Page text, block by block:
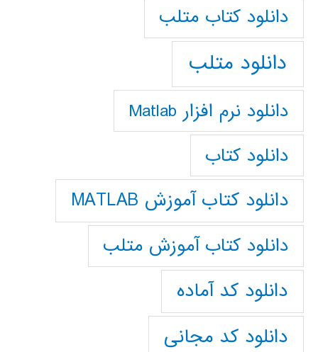
دانلود كتاب متلب
دانلود متلب
دانلود نرم افزار Matlab
دانلود کتاب
دانلود کتاب آموزش MATLAB
دانلود کتاب آموزش متلب
دانلود کد آماده
دانلود کد مجانی